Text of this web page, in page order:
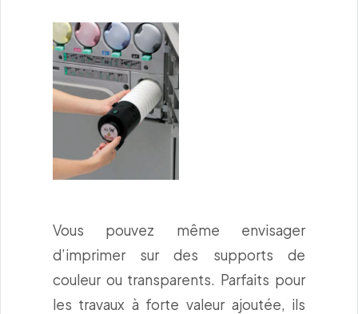
Vous pouvez même envisager
d’imprimer sur des supports de
couleur ou transparents. Parfaits pour
les travaux à forte valeur ajoutée, ils